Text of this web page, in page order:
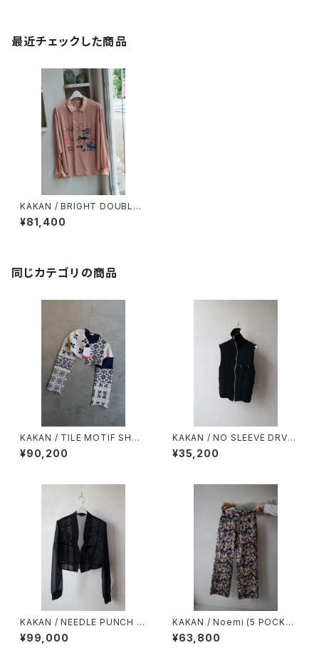
最近チェックした商品
KAKAN / BRIGHT DOUBLE
SHIRTS
¥81,400
同じカテゴリの商品
KAKAN / TILE MOTIF SHOR
T CARDIGAN
¥90,200
KAKAN / NO SLEEVE DRVE
RS VEST
¥35,200
KAKAN / NEEDLE PUNCH D
RWING BOLERO black
¥99,000
KAKAN / Noemi (5 POCKET
S STRAIGHT DENIM) FLOR
AL
¥63,800